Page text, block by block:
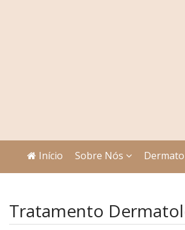
Início Sobre Nós
Tratamento